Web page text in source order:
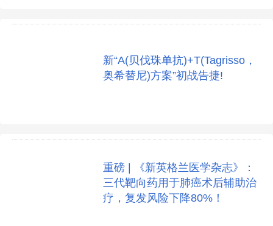
新“A(贝伐珠单抗)+T(Tagrisso，
奥希替尼)方案”初战告捷!
重磅 | 《新英格兰医学杂志》：
三代靶向药用于肺癌术后辅助治
疗，复发风险下降80%！